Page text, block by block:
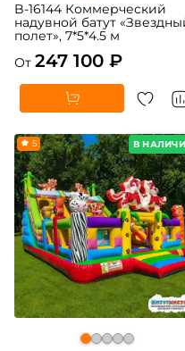
B-16144 Коммерческий
надувной батут
полет», 7*5*4.5 м
От 247 100 ₽
В
5